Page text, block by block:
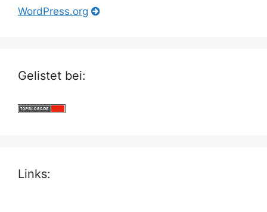
WordPress.org
Gelistet bei:
Links: